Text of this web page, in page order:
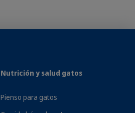
Nutrición y salud gatos
Pienso para gatos